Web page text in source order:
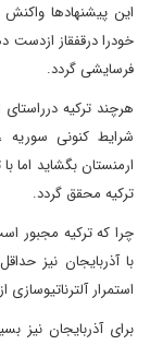
این پیشنهادها
خودرا درقفقاز
فرسایشی گردد.
هرچند ترکیه
شرایط کنونی سوریه
ارمنستان بگشاید اما
ترکیه محقق گردد.
چرا که ترکیه مجبور
با آذربایجان نیز
استمرار
برای آذربایجان نیز